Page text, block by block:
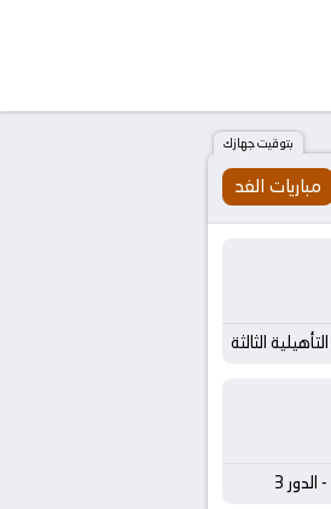
بتوقيت جهازك
مباريات الغد
الثالثة
3